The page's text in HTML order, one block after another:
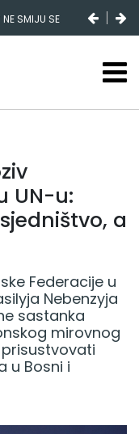
MOŽE BITI
SNOSITI
UN-u:
a
Federacije u
Nebenzyja
sastanka
mirovnog
u Bosni i